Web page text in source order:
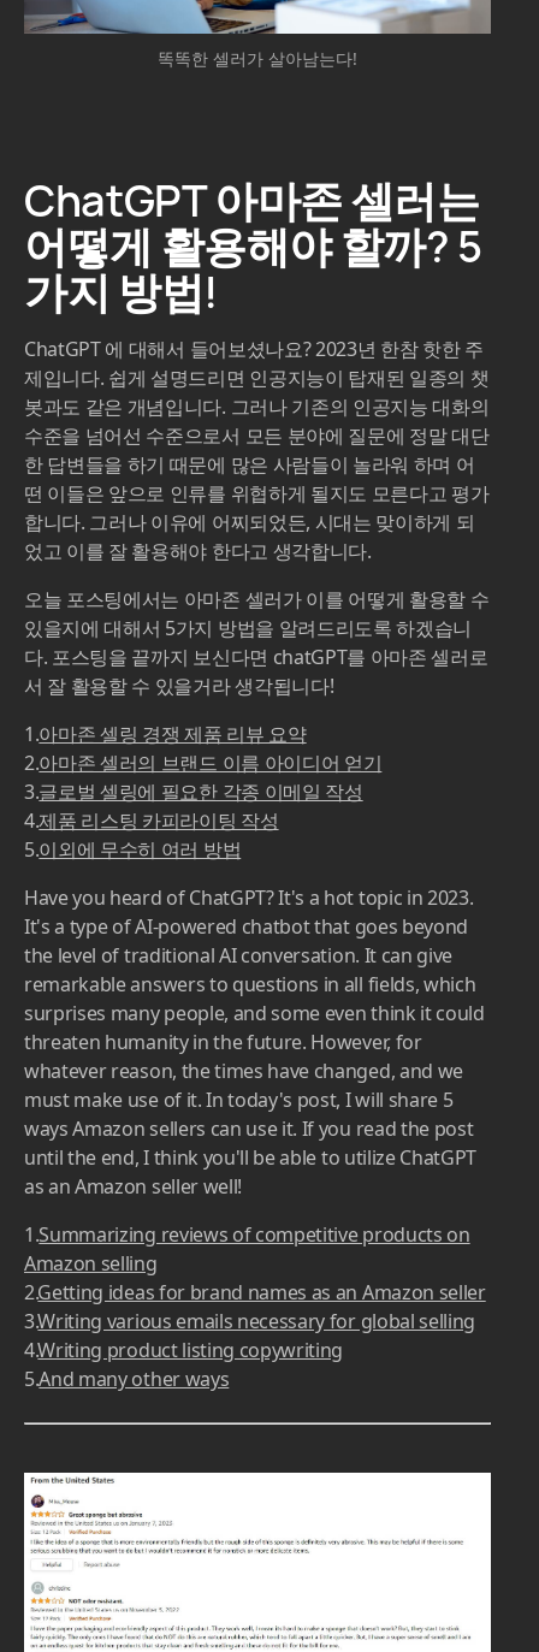
똑똑한 셀러가 살아남는다!
ChatGPT 아마존 셀러는
어떻게 활용해야 할까? 5
가지 방법!
ChatGPT 에 대해서 들어보셨나요? 2023년 한참 핫한 주
제입니다. 쉽게 설명드리면 인공지능이 탑재된 일종의 챗
봇과도 같은 개념입니다. 그러나 기존의 인공지능 대화의
수준을 넘어선 수준으로서 모든 분야에 질문에 정말 대단
한 답변들을 하기 때문에 많은 사람들이 놀라워 하며 어
떤 이들은 앞으로 인류를 위협하게 될지도 모른다고 평가
합니다. 그러나 이유에 어찌되었든, 시대는 맞이하게 되
었고 이를 잘 활용해야 한다고 생각합니다.
오늘 포스팅에서는 아마존 셀러가 이를 어떻게 활용할 수
있을지에 대해서 5가지 방법을 알려드리도록 하겠습니
다. 포스팅을 끝까지 보신다면 chatGPT를 아마존 셀러로
서 잘 활용할 수 있을거라 생각됩니다!
1.아마존 셀링 경쟁 제품 리뷰 요약
2.아마존 셀러의 브랜드 이름 아이디어 얻기
3.글로벌 셀링에 필요한 각종 이메일 작성
4.제품 리스팅 카피라이팅 작성
5.이외에 무수히 여러 방법
Have you heard of ChatGPT? It's a hot topic in 2023.
It's a type of AI-powered chatbot that goes beyond
the level of traditional AI conversation. It can give
remarkable answers to questions in all fields, which
surprises many people, and some even think it could
threaten humanity in the future. However, for
whatever reason, the times have changed, and we
must make use of it. In today's post, I will share 5
ways Amazon sellers can use it. If you read the post
until the end, I think you'll be able to utilize ChatGPT
as an Amazon seller well!
1.Summarizing reviews of competitive products on
Amazon selling
2.Getting ideas for brand names as an Amazon seller
3.Writing various emails necessary for global selling
4.Writing product listing copywriting
5.And many other ways